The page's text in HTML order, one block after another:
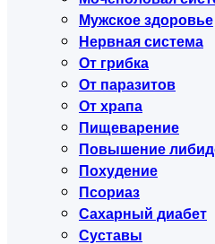
Мужское здоровье
Нервная система
От грибка
От паразитов
От храпа
Пищеварение
Повышение
Похудение
Псориаз
Сахарный диабет
Суставы